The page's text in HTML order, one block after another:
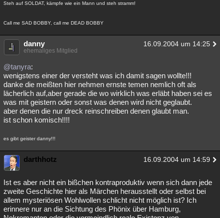
Steh auf SOLDAT, kämpfe wie ein Mann und steh stramm!
Call me SAD BOBBY, call me DEAD BOBBY
danny 16.09.2004 um 14:25
ehemaliges Mitglied
@tanyra:
wenigstens einer der versteht was ich damit sagen wollte!!!
danke die meißten hier nehmen ernste temen nemlich oft als
lächerlich auf,aber gerade die wo wirklich was erläbt haben sei es
was mit geistern oder sonst was denen wird nicht geglaubt.
aber denen die nur dreck reinschreiben denen glaubt man.
ist schon komisch!!!!
es gibt geister danny!!!
darthhotz 16.09.2004 um 14:59
Ist es aber nicht ein bißchen kontraproduktiv wenn sich dann jede
zweite Geschichte hier als Märchen herausstellt oder selbst bei
allem mysteriösen Wohlwollen schlicht nicht möglich ist? Ich
erinnere nur an die Sichtung des Phönix über Hamburg,